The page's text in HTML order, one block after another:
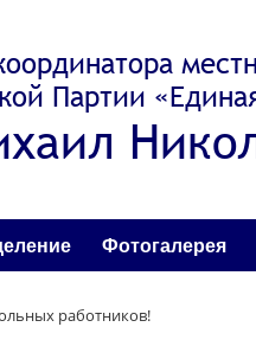
Партии
Фотогалерея
работников!